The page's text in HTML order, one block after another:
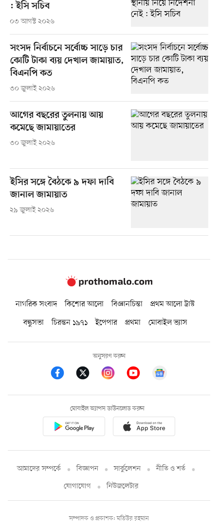
: ইসি সচিব
০৩ আগস্ট ২০২৬
সংসদ নির্বাচনে সর্বোচ্চ সাড়ে চার
কোটি টাকা ব্যয় দেখাল জামায়াত,
বিএনপি কত
৩০ জুলাই ২০২৬
আগের বছরের তুলনায় আয়
কমেছে জামায়াতের
৩০ জুলাই ২০২৬
ইসির সঙ্গে বৈঠকে ৯ দফা দাবি
জানাল জামায়াত
২৯ জুলাই ২০২৬
নাগরিক সংবাদ কিশোর আলো বিজ্ঞানচিন্তা
প্রথম আলো ট্রাস্ট
বন্ধুসভা
চিরন্তন ১৯৭১ ইপেপার প্রথমা মোবাইল ভ্যাস
অনুসরণ করুন
মোবাইল অ্যাপস ডাউনলোড করুন
আমাদের সম্পর্কে বিজ্ঞাপন সার্কুলেশন
নীতি ও শর্ত
যোগাযোগ
নিউজলেটার
সম্পাদক ও প্রকাশক: মতিউর রহমান